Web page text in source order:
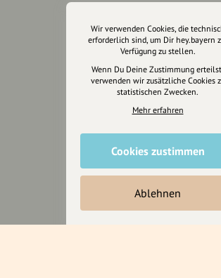
Wir unterstützen Euch
Fotografie & mehr
Marketing
Design & Branding
Anakin Design
Unterstütze
unsere
Wir verwenden Cookies, die
erforderlich sind, um Dir hey.bayern
Verfügung zu stellen.
Wenn Du Deine Zustimmung
verwenden wir zusätzliche Cookies
statistischen Zwecken.
Mehr erfahren
Cookies zustimmen
Ablehnen